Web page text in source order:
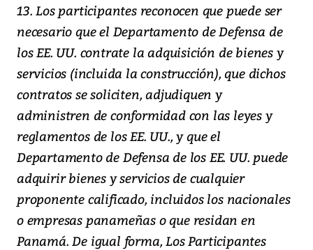
13. Los participantes reconocen que puede ser
necesario que el Departamento de Defensa de
los EE. UU. contrate la adquisición de bienes y
servicios (incluida la construcción), que dichos
contratos se soliciten, adjudiquen y
administren de conformidad con las leyes y
reglamentos de los EE. UU., y que el
Departamento de Defensa de los EE. UU. puede
adquirir bienes y servicios de cualquier
proponente calificado, incluidos los nacionales
o empresas panameñas o que residan en
Panamá. De igual forma, Los Participantes